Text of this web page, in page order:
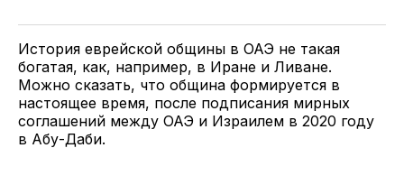
TwitterFacebookTelegramподелитесь
ссылкой
История еврейской общины в ОАЭ не такая
богатая, как, например, в Иране и Ливане.
Можно сказать, что община формируется в
настоящее время, после подписания мирных
соглашений между ОАЭ и Израилем в 2020 году
в Абу-Даби.